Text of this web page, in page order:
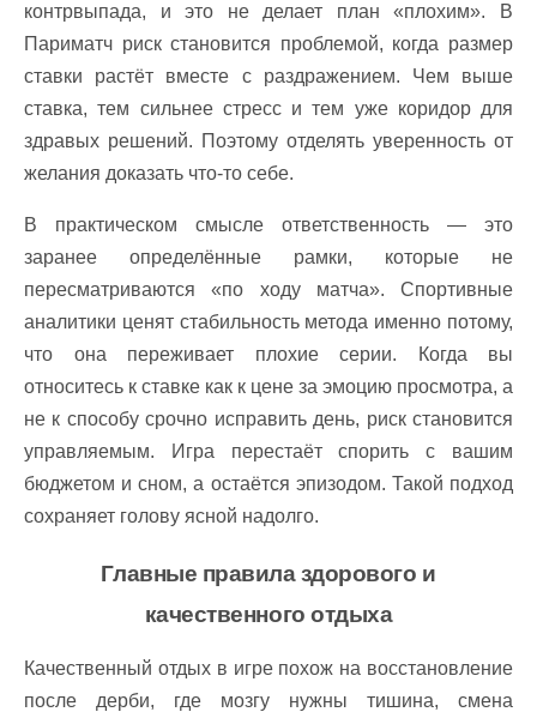
контрвыпада, и это не делает план «плохим». В
Париматч риск становится проблемой, когда размер
ставки растёт вместе с раздражением. Чем выше
ставка, тем сильнее стресс и тем уже коридор для
здравых решений. Поэтому отделять уверенность от
желания доказать что-то себе.
В практическом смысле ответственность — это
заранее определённые рамки, которые не
пересматриваются «по ходу матча». Спортивные
аналитики ценят стабильность метода именно потому,
что она переживает плохие серии. Когда вы
относитесь к ставке как к цене за эмоцию просмотра, а
не к способу срочно исправить день, риск становится
управляемым. Игра перестаёт спорить с вашим
бюджетом и сном, а остаётся эпизодом. Такой подход
сохраняет голову ясной надолго.
Главные правила здорового и
качественного отдыха
Качественный отдых в игре похож на восстановление
после дерби, где мозгу нужны тишина, смена